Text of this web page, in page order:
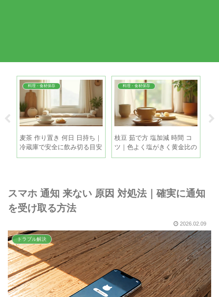
料理・食材保存
麦茶 作り置き 何日 日持ち｜
冷蔵庫で安全に飲み切る目安
と保存のコツ
料理・食材保存
枝豆 茹で方 塩加減 時間 コ
ツ｜色よく塩がきく黄金比の
手順
スマホ 通知 来ない 原因 対処法｜確実に通知
を受け取る方法
2026.02.09
トラブル解決